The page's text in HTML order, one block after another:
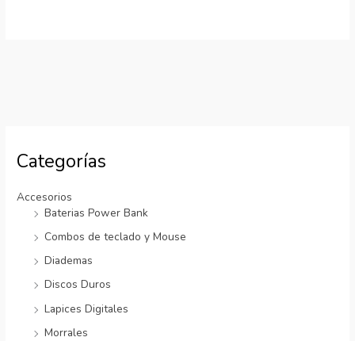
Categorías
Accesorios
Baterias Power Bank
Combos de teclado y Mouse
Diademas
Discos Duros
Lapices Digitales
Morrales